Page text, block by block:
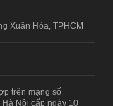
Xuân Hòa, TPHCM
trên mạng số
Nội cấp ngày 10